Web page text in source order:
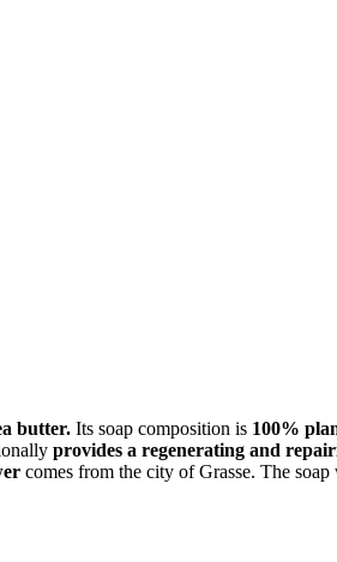
butter. Its soap composition is 100%
provides a regenerating and
comes from the city of Grasse. The soap